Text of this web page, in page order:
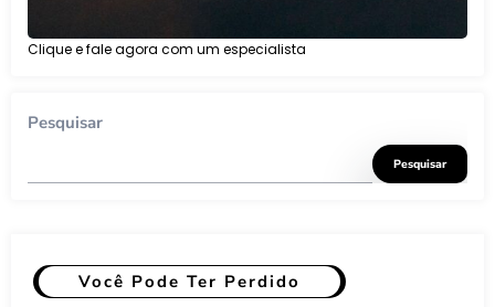
Clique e fale agora com um especialista
Pesquisar
Pesquisar
Você Pode Ter Perdido